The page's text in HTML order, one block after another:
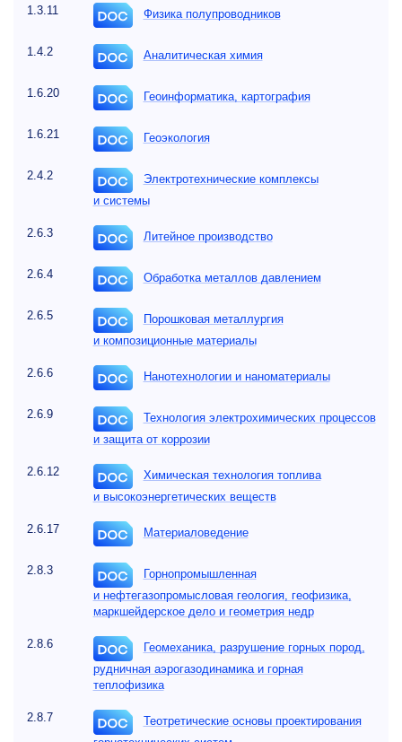
1.3.11 Физика полупроводников
1.4.2 Аналитическая химия
1.6.20 Геоинформатика, картография
1.6.21 Геоэкология
2.4.2
Электротехнические комплексы
и системы
2.6.3 Литейное производство
2.6.4 Обработка металлов давлением
2.6.5
Порошковая металлургия
и композиционные материалы
2.6.6 Нанотехнологии и наноматериалы
2.6.9
Технология электрохимических процессов
и защита от коррозии
2.6.12
Химическая технология топлива
и высокоэнергетических веществ
2.6.17 Материаловедение
2.8.3
Горнопромышленная
и нефтегазопромысловая геология, геофизика,
маркшейдерское дело и геометрия недр
2.8.6
Геомеханика, разрушение горных пород,
рудничная аэрогазодинамика и горная
теплофизика
2.8.7
Теотретические основы проектирования